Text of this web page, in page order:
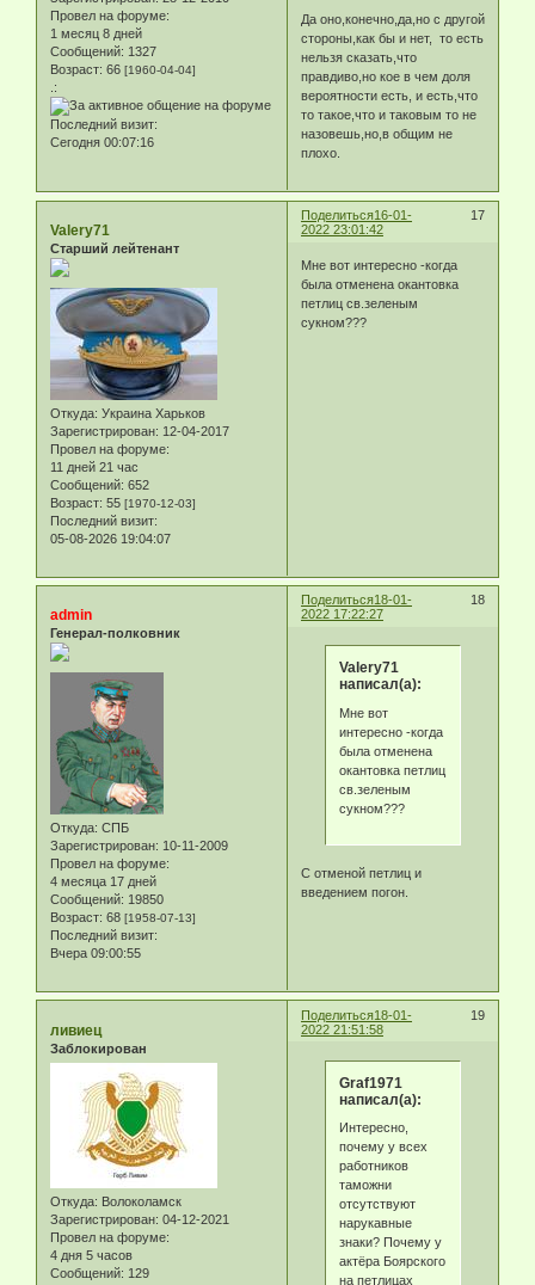
Провел на форуме:
1 месяц 8 дней
Сообщений: 1327
Возраст: 66 [1960-04-04]
.:
Последний визит:
Сегодня 00:07:16
Да оно,конечно,да,но с другой
стороны,как бы и нет, то есть
нельзя сказать,что
правдиво,но кое в чем доля
вероятности есть, и есть,что
то такое,что и таковым то не
назовешь,но,в общим не
плохо.
Поделиться 17
16-01-
2022 23:01:42
Valery71
Старший лейтенант
Откуда: Украина Харьков
Зарегистрирован: 12-04-2017
Провел на форуме:
11 дней 21 час
Сообщений: 652
Возраст: 55 [1970-12-03]
Последний визит:
05-08-2026 19:04:07
Мне вот интересно -когда
была отменена окантовка
петлиц св.зеленым
сукном???
Поделиться 18
18-01-
2022 17:22:27
admin
Генерал-полковник
Откуда: СПБ
Зарегистрирован: 10-11-2009
Провел на форуме:
4 месяца 17 дней
Сообщений: 19850
Возраст: 68 [1958-07-13]
Последний визит:
Вчера 09:00:55
Valery71
написал(а):
Мне вот
интересно -когда
была отменена
окантовка петлиц
св.зеленым
сукном???
С отменой петлиц и
введением погон.
Поделиться 19
18-01-
2022 21:51:58
ливиец
Заблокирован
Откуда: Волоколамск
Зарегистрирован: 04-12-2021
Провел на форуме:
4 дня 5 часов
Сообщений: 129
Graf1971
написал(а):
Интересно,
почему у всех
работников
таможни
отсутствуют
нарукавные
знаки? Почему у
актёра Боярского
на петлицах